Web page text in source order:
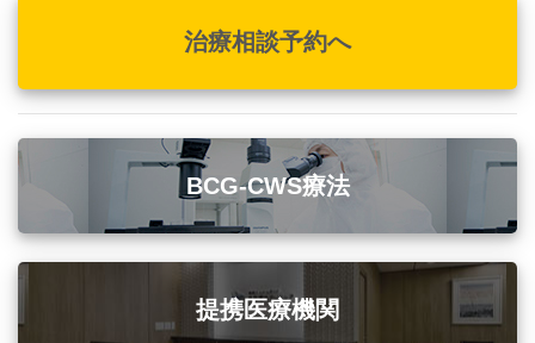
治療相談予約へ
BCG-CWS療法
提携医療機関